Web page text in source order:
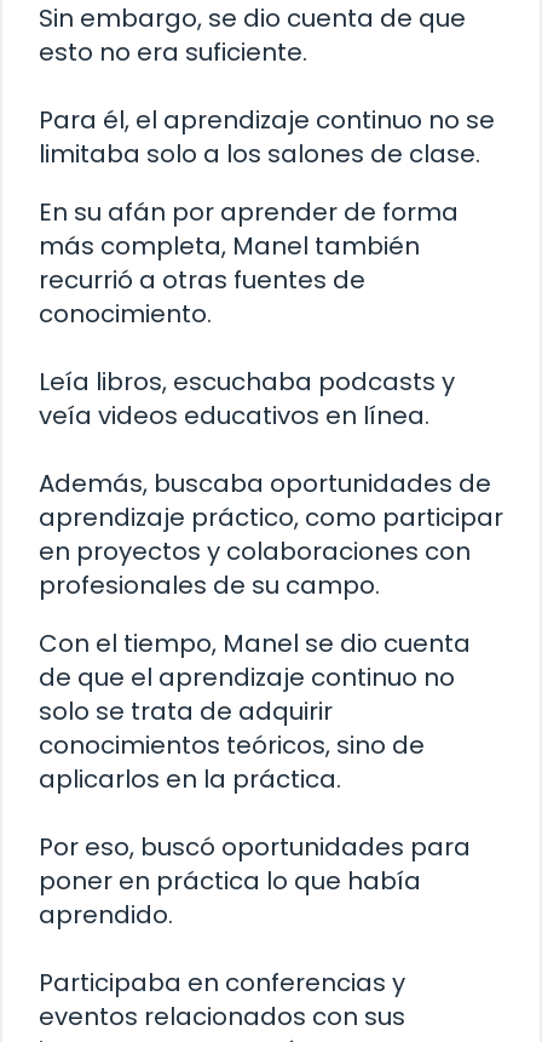
Sin embargo, se dio cuenta de que
esto no era suficiente.
Para él, el aprendizaje continuo no se
limitaba solo a los salones de clase.
En su afán por aprender de forma
más completa, Manel también
recurrió a otras fuentes de
conocimiento.
Leía libros, escuchaba podcasts y
veía videos educativos en línea.
Además, buscaba oportunidades de
aprendizaje práctico, como participar
en proyectos y colaboraciones con
profesionales de su campo.
Con el tiempo, Manel se dio cuenta
de que el aprendizaje continuo no
solo se trata de adquirir
conocimientos teóricos, sino de
aplicarlos en la práctica.
Por eso, buscó oportunidades para
poner en práctica lo que había
aprendido.
Participaba en conferencias y
eventos relacionados con sus